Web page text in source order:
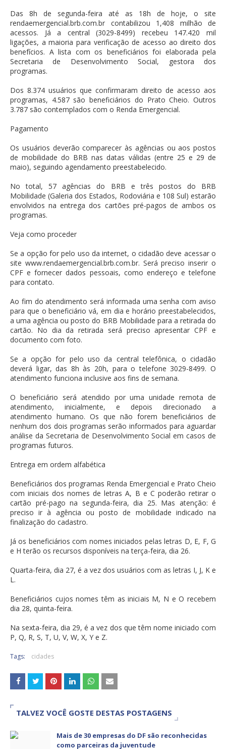
Das 8h de segunda-feira até as 18h de hoje, o site
rendaemergencial.brb.com.br contabilizou 1,408 milhão de
acessos. Já a central (3029-8499) recebeu 147.420 mil
ligações, a maioria para verificação de acesso ao direito dos
benefícios. A lista com os beneficiários foi elaborada pela
Secretaria de Desenvolvimento Social, gestora dos
programas.
Dos 8.374 usuários que confirmaram direito de acesso aos
programas, 4.587 são beneficiários do Prato Cheio. Outros
3.787 são contemplados com o Renda Emergencial.
Pagamento
Os usuários deverão comparecer às agências ou aos postos
de mobilidade do BRB nas datas válidas (entre 25 e 29 de
maio), seguindo agendamento preestabelecido.
No total, 57 agências do BRB e três postos do BRB
Mobilidade (Galeria dos Estados, Rodoviária e 108 Sul) estarão
envolvidos na entrega dos cartões pré-pagos de ambos os
programas.
Veja como proceder
Se a opção for pelo uso da internet, o cidadão deve acessar o
site www.rendaemergencial.brb.com.br. Será preciso inserir o
CPF e fornecer dados pessoais, como endereço e telefone
para contato.
Ao fim do atendimento será informada uma senha com aviso
para que o beneficiário vá, em dia e horário preestabelecidos,
a uma agência ou posto do BRB Mobilidade para a retirada do
cartão. No dia da retirada será preciso apresentar CPF e
documento com foto.
Se a opção for pelo uso da central telefônica, o cidadão
deverá ligar, das 8h às 20h, para o telefone 3029-8499. O
atendimento funciona inclusive aos fins de semana.
O beneficiário será atendido por uma unidade remota de
atendimento, inicialmente, e depois direcionado a
atendimento humano. Os que não forem beneficiários de
nenhum dos dois programas serão informados para aguardar
análise da Secretaria de Desenvolvimento Social em casos de
programas futuros.
Entrega em ordem alfabética
Beneficiários dos programas Renda Emergencial e Prato Cheio
com iniciais dos nomes de letras A, B e C poderão retirar o
cartão pré-pago na segunda-feira, dia 25. Mas atenção: é
preciso ir à agência ou posto de mobilidade indicado na
finalização do cadastro.
Já os beneficiários com nomes iniciados pelas letras D, E, F, G
e H terão os recursos disponíveis na terça-feira, dia 26.
Quarta-feira, dia 27, é a vez dos usuários com as letras I, J, K e
L.
Beneficiários cujos nomes têm as iniciais M, N e O recebem
dia 28, quinta-feira.
Na sexta-feira, dia 29, é a vez dos que têm nome iniciado com
P, Q, R, S, T, U, V, W, X, Y e Z.
Tags: cidades
TALVEZ VOCÊ GOSTE DESTAS POSTAGENS
Mais de 30 empresas do DF são reconhecidas
como parceiras da juventude